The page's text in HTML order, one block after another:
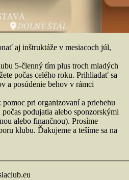
aj inštruktáže v mesiacoch júl,
5-členný tím plus troch mladých
počas celého roku. Prihliadať sa
a posúdenie behov v rámci
pri organizovaní a priebehu
podujatia alebo sponzorskými
alebo finančnou). Prosíme
klubu. Ďakujeme a tešíme sa na